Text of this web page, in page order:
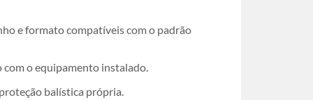
e formato compatíveis com o padrão
com o equipamento instalado.
balística própria.